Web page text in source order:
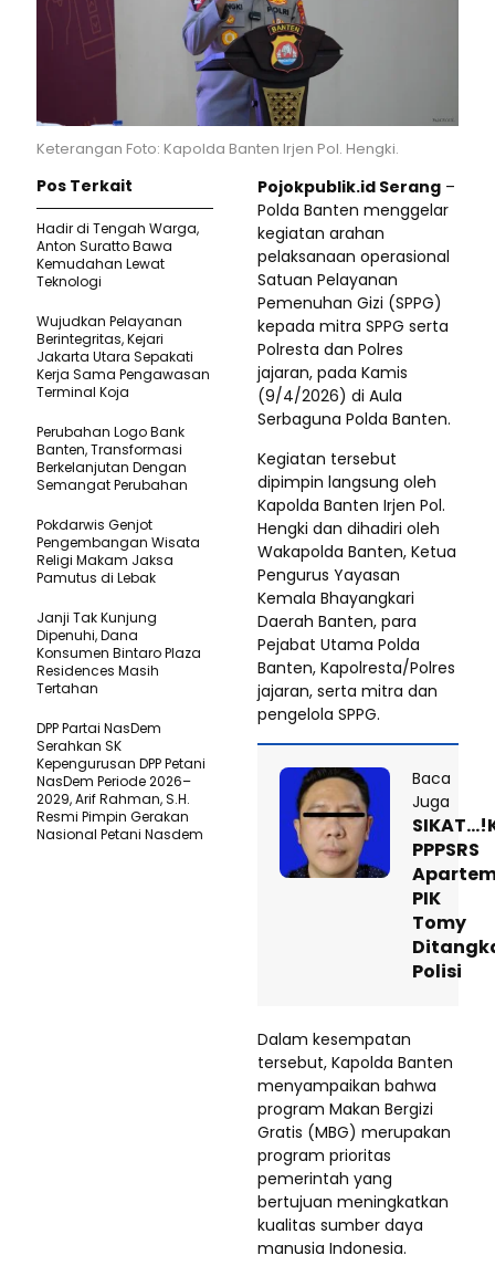
Keterangan Foto: Kapolda Banten Irjen Pol. Hengki.
Pojokpublik.id Serang –
Polda Banten menggelar
kegiatan arahan
pelaksanaan operasional
Satuan Pelayanan
Pemenuhan Gizi (SPPG)
kepada mitra SPPG serta
Polresta dan Polres
jajaran, pada Kamis
(9/4/2026) di Aula
Serbaguna Polda Banten.
Kegiatan tersebut
dipimpin langsung oleh
Kapolda Banten Irjen Pol.
Hengki dan dihadiri oleh
Wakapolda Banten, Ketua
Pengurus Yayasan
Kemala Bhayangkari
Daerah Banten, para
Pejabat Utama Polda
Banten, Kapolresta/Polres
jajaran, serta mitra dan
pengelola SPPG.
Baca
Juga
PPPSRS
PIK
Tomy
Polisi
Dalam kesempatan
tersebut, Kapolda Banten
menyampaikan bahwa
program Makan Bergizi
Gratis (MBG) merupakan
program prioritas
pemerintah yang
bertujuan meningkatkan
kualitas sumber daya
manusia Indonesia.
Pos Terkait
Hadir di Tengah Warga,
Anton Suratto Bawa
Kemudahan Lewat
Teknologi ​
Wujudkan Pelayanan
Berintegritas, Kejari
Jakarta Utara Sepakati
Kerja Sama Pengawasan
Terminal Koja
Perubahan Logo Bank
Banten, Transformasi
Berkelanjutan Dengan
Semangat Perubahan
Pokdarwis Genjot
Pengembangan Wisata
Religi Makam Jaksa
Pamutus di Lebak
Janji Tak Kunjung
Dipenuhi, Dana
Konsumen Bintaro Plaza
Residences Masih
Tertahan
DPP Partai NasDem
Serahkan SK
Kepengurusan DPP Petani
NasDem Periode 2026–
2029, Arif Rahman, S.H.
Resmi Pimpin Gerakan
Nasional Petani Nasdem